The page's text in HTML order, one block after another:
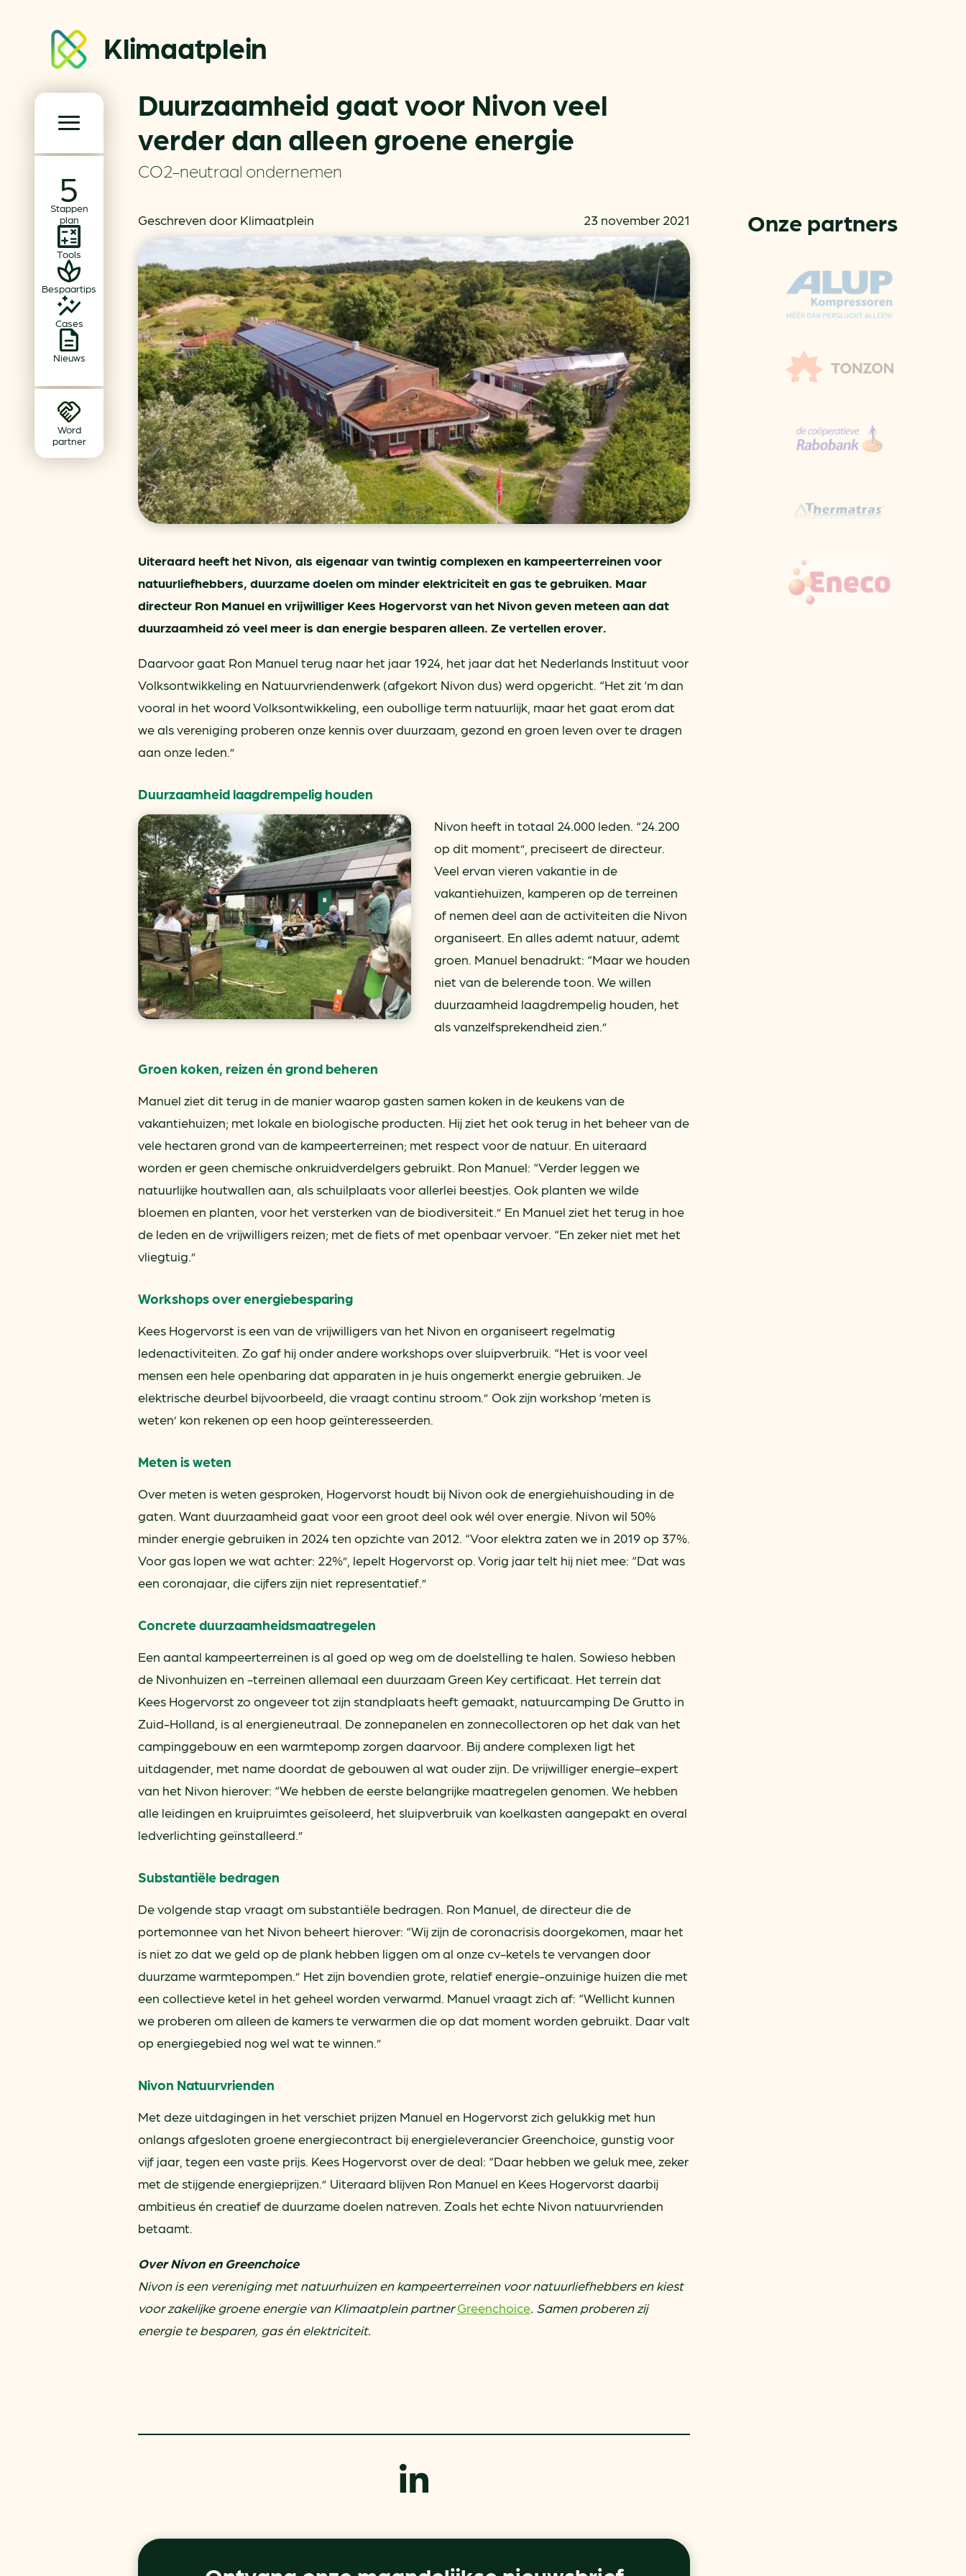
Klimaatplein
Stappen
plan
Tools
Bespaartips
Cases
Nieuws
Word
partner
Klimaatplein
Hoofd­navigatie
Partners
Word partner
Contact
Events
Nieuwsbrief
Dossiers
Achtergrond klimaatverandering
Beprijzing van CO2
Ondernemen zonder aardgas
Verduurzamen bedrijventerrein
Klimaattransitie op wijkniveau
Besparen
In je gebouw
Op vervoer
In de bedrijfsvoering
MKB energie bespaarcheck
Terugverdien­tijden
Subsidiewijzer voor ondernemers
Voorkomen van klimaatschade
Autobrandstof besparen
Verlichtingscan
Wegwijzers energie besparen
Hergebruiken of recyclen van bijproducten
voor het MKB
Energie besparen op uw PC
info@klimaatplein.nl (073) 822 74 86
Duurzaamheid gaat voor Nivon veel
verder dan alleen groene energie
CO2-neutraal ondernemen
Geschreven door Klimaatplein 23 november 2021
Uiteraard heeft het Nivon, als eigenaar van twintig complexen en kampeerterreinen voor
natuurliefhebbers, duurzame doelen om minder elektriciteit en gas te gebruiken. Maar
directeur Ron Manuel en vrijwilliger Kees Hogervorst van het Nivon geven meteen aan dat
duurzaamheid zó veel meer is dan energie besparen alleen. Ze vertellen erover.
Daarvoor gaat Ron Manuel terug naar het jaar 1924, het jaar dat het Nederlands Instituut voor
Volksontwikkeling en Natuurvriendenwerk (afgekort Nivon dus) werd opgericht. “Het zit ‘m dan
vooral in het woord Volksontwikkeling, een oubollige term natuurlijk, maar het gaat erom dat
we als vereniging proberen onze kennis over duurzaam, gezond en groen leven over te dragen
aan onze leden.”
Duurzaamheid laagdrempelig houden
Nivon heeft in totaal 24.000 leden. “24.200
op dit moment”, preciseert de directeur.
Veel ervan vieren vakantie in de
vakantiehuizen, kamperen op de terreinen
of nemen deel aan de activiteiten die Nivon
organiseert. En alles ademt natuur, ademt
groen. Manuel benadrukt: “Maar we houden
niet van de belerende toon. We willen
duurzaamheid laagdrempelig houden, het
als vanzelfsprekendheid zien.”
Groen koken, reizen én grond beheren
Manuel ziet dit terug in de manier waarop gasten samen koken in de keukens van de
vakantiehuizen; met lokale en biologische producten. Hij ziet het ook terug in het beheer van de
vele hectaren grond van de kampeerterreinen; met respect voor de natuur. En uiteraard
worden er geen chemische onkruidverdelgers gebruikt. Ron Manuel: “Verder leggen we
natuurlijke houtwallen aan, als schuilplaats voor allerlei beestjes. Ook planten we wilde
bloemen en planten, voor het versterken van de biodiversiteit.” En Manuel ziet het terug in hoe
de leden en de vrijwilligers reizen; met de fiets of met openbaar vervoer. “En zeker niet met het
vliegtuig.”
Workshops over energiebesparing
Kees Hogervorst is een van de vrijwilligers van het Nivon en organiseert regelmatig
ledenactiviteiten. Zo gaf hij onder andere workshops over sluipverbruik. “Het is voor veel
mensen een hele openbaring dat apparaten in je huis ongemerkt energie gebruiken. Je
elektrische deurbel bijvoorbeeld, die vraagt continu stroom.” Ook zijn workshop ‘meten is
weten’ kon rekenen op een hoop geïnteresseerden.
Meten is weten
Over meten is weten gesproken, Hogervorst houdt bij Nivon ook de energiehuishouding in de
gaten. Want duurzaamheid gaat voor een groot deel ook wél over energie. Nivon wil 50%
minder energie gebruiken in 2024 ten opzichte van 2012. “Voor elektra zaten we in 2019 op 37%.
Voor gas lopen we wat achter: 22%”, lepelt Hogervorst op. Vorig jaar telt hij niet mee: “Dat was
een coronajaar, die cijfers zijn niet representatief.”
Concrete duurzaamheidsmaatregelen
Een aantal kampeerterreinen is al goed op weg om de doelstelling te halen. Sowieso hebben
de Nivonhuizen en -terreinen allemaal een duurzaam Green Key certificaat. Het terrein dat
Kees Hogervorst zo ongeveer tot zijn standplaats heeft gemaakt, natuurcamping De Grutto in
Zuid-Holland, is al energieneutraal. De zonnepanelen en zonnecollectoren op het dak van het
campinggebouw en een warmtepomp zorgen daarvoor. Bij andere complexen ligt het
uitdagender, met name doordat de gebouwen al wat ouder zijn. De vrijwilliger energie-expert
van het Nivon hierover: “We hebben de eerste belangrijke maatregelen genomen. We hebben
alle leidingen en kruipruimtes geïsoleerd, het sluipverbruik van koelkasten aangepakt en overal
ledverlichting geïnstalleerd.”
Substantiële bedragen
De volgende stap vraagt om substantiële bedragen. Ron Manuel, de directeur die de
portemonnee van het Nivon beheert hierover: “Wij zijn de coronacrisis doorgekomen, maar het
is niet zo dat we geld op de plank hebben liggen om al onze cv-ketels te vervangen door
duurzame warmtepompen.” Het zijn bovendien grote, relatief energie-onzuinige huizen die met
een collectieve ketel in het geheel worden verwarmd. Manuel vraagt zich af: “Wellicht kunnen
we proberen om alleen de kamers te verwarmen die op dat moment worden gebruikt. Daar valt
op energiegebied nog wel wat te winnen.”
Nivon Natuurvrienden
Met deze uitdagingen in het verschiet prijzen Manuel en Hogervorst zich gelukkig met hun
onlangs afgesloten groene energiecontract bij energieleverancier Greenchoice, gunstig voor
vijf jaar, tegen een vaste prijs. Kees Hogervorst over de deal: “Daar hebben we geluk mee, zeker
met de stijgende energieprijzen.” Uiteraard blijven Ron Manuel en Kees Hogervorst daarbij
ambitieus én creatief de duurzame doelen natreven. Zoals het echte Nivon natuurvrienden
betaamt.
Over Nivon en Greenchoice
Nivon is een vereniging met natuurhuizen en kampeerterreinen voor natuurliefhebbers en kiest
voor zakelijke groene energie van Klimaatplein partnerGreenchoice . Samen proberen zij
energie te besparen, gas én elektriciteit.
Onze partners